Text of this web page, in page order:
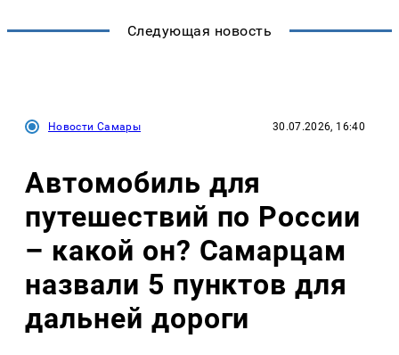
Следующая новость
Новости Самары 30.07.2026, 16:40
Автомобиль для
путешествий по России
– какой он? Самарцам
назвали 5 пунктов для
дальней дороги